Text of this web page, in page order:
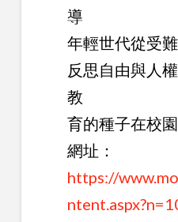
導
年輕世代從受
反思自由與人
教
育的種子在校
網址：
https://